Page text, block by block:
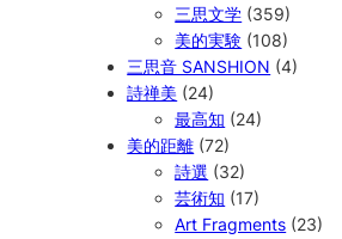
三思文学 (359)
美的実験 (108)
三思音 SANSHION (4)
詩禅美 (24)
最高知 (24)
美的距離 (72)
詩選 (32)
芸術知 (17)
Art Fragments (23)